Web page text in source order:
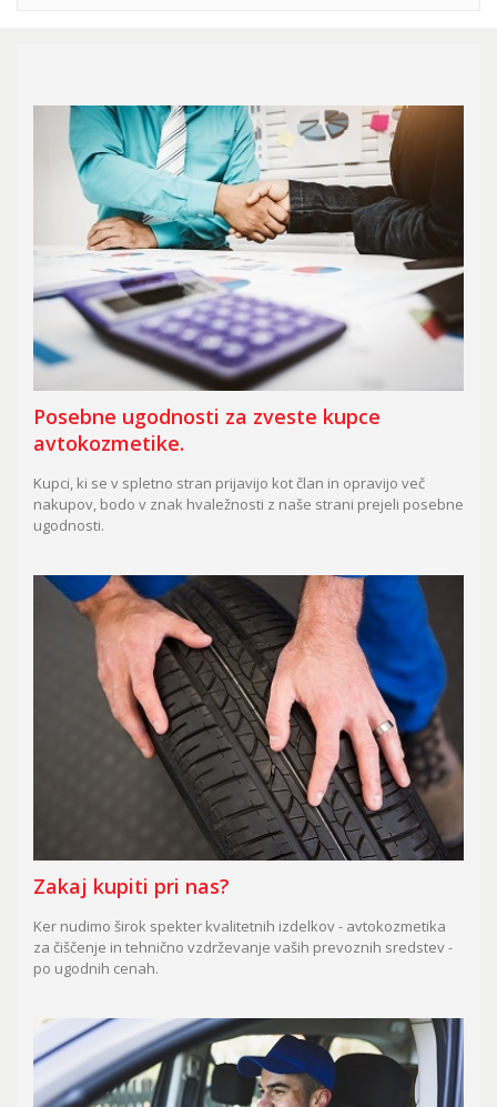
Posebne ugodnosti za zveste kupce
avtokozmetike.
Kupci, ki se v spletno stran prijavijo kot član in opravijo več
nakupov, bodo v znak hvaležnosti z naše strani prejeli posebne
ugodnosti.
Zakaj kupiti pri nas?
Ker nudimo širok spekter kvalitetnih izdelkov - avtokozmetika
za čiščenje in tehnično vzdrževanje vaših prevoznih sredstev -
po ugodnih cenah.